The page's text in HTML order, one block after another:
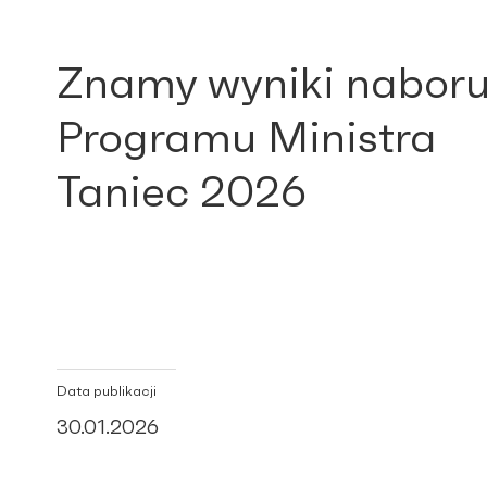
Znamy wyniki
Programu Ministra
Taniec 2026
Data publikacji
30.01.2026